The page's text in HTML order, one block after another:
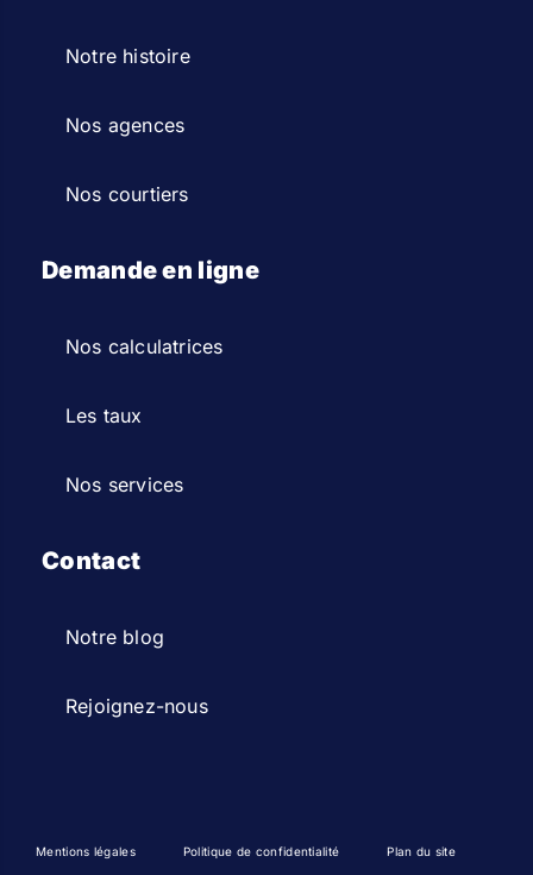
Notre histoire
Nos agences
Nos courtiers
Demande en ligne
Nos calculatrices
Les taux
Nos services
Contact
Notre blog
Rejoignez-nous
Mentions légales Politique de confidentialité Plan du site